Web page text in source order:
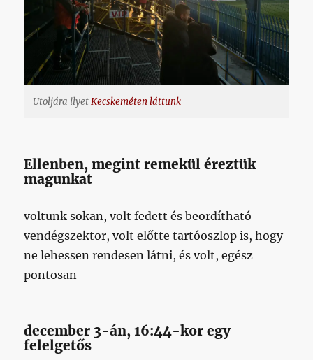
Utoljára ilyetKecskeméten láttunk
Ellenben, megint remekül éreztük
magunkat
voltunk sokan, volt fedett és beordítható
vendégszektor, volt előtte tartóoszlop is, hogy
ne lehessen rendesen látni, és volt, egész
pontosan
december 3-án, 16:44-kor egy
felelgetős